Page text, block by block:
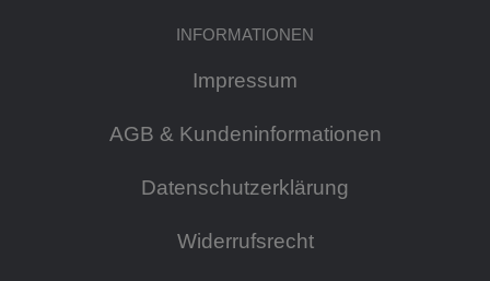
INFORMATIONEN
Impressum
AGB & Kundeninformationen
Datenschutzerklärung
Widerrufsrecht